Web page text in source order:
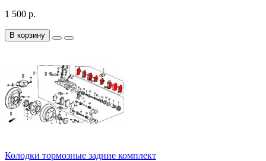
1 500 р.
В корзину
Колодки тормозные задние комплект